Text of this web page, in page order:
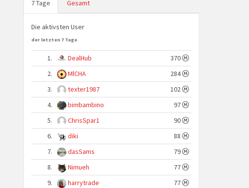
7 Tage Gesamt
Die aktivsten User
der letzten 7 Tage
1. DealHub
370
2.
MlCHA
284
3.
texter1987
102
4.
bimbambino
97
5.
ChrisSpar1
90
6.
diki
88
7.
dasSams
79
8.
Nimueh
77
9.
harrytrade 77